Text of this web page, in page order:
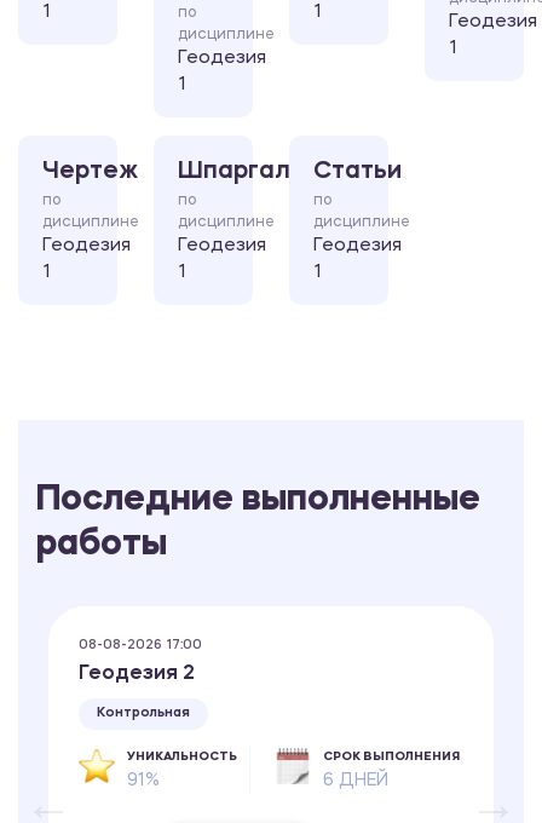
1
по
дисциплине
Геодезия
1
1
Геодезия
1
Чертеж
по
дисциплине
Геодезия
1
Шпаргалка
по
дисциплине
Геодезия
1
Статьи
по
дисциплине
Геодезия
1
Последние выполненные
работы
08-08-2026 17:00
Геодезия 2
Контрольная
УНИКАЛЬНОСТЬ
91%
СРОК ВЫПОЛНЕНИЯ
6 ДНЕЙ